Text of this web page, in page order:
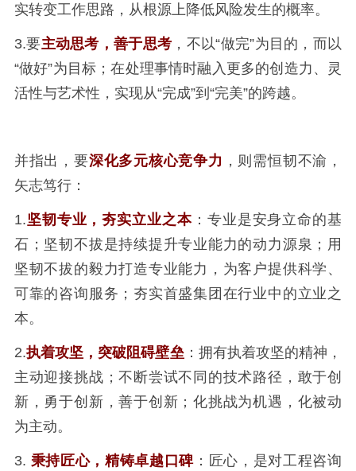
实转变工作思路，从根源上降低风险发生的概率。
3.要主动思考，善于思考 ，不以“做完”为目的，而以
“做好”为目标；在处理事情时融入更多的创造力、灵
活性与艺术性，实现从“完成”到“完美”的跨越。
并指出，要深化多元核心竞争力 ，则需恒韧不渝，
矢志笃行：
1.坚韧专业，夯实立业之本：专业是安身立命的基
石；坚韧不拔是持续提升专业能力的动力源泉；用
坚韧不拔的毅力打造专业能力，为客户提供科学、
可靠的咨询服务；夯实首盛集团在行业中的立业之
本。
2.执着攻坚，突破阻碍壁垒：拥有执着攻坚的精神，
主动迎接挑战；不断尝试不同的技术路径，敢于创
新，勇于创新，善于创新；化挑战为机遇，化被动
为主动。
3. 秉持匠心，精铸卓越口碑 ：匠心，是对工程咨询